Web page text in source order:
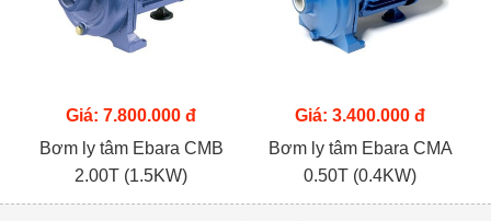
Giá: 7.800.000 đ
Bơm ly tâm Ebara CMB
2.00T (1.5KW)
Giá: 3.400.000 đ
Bơm ly tâm Ebara CMA
0.50T (0.4KW)